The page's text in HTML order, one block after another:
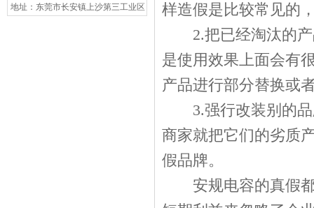
地址：东莞市长安镇上沙第三工业区
样造假是比较常见的
2.把已经淘汰的产
是使用效果上面会有
产品进行部分替换或
3.强行改装别的品
商家就把它们的劣质
假品牌。
安规电容的真假都